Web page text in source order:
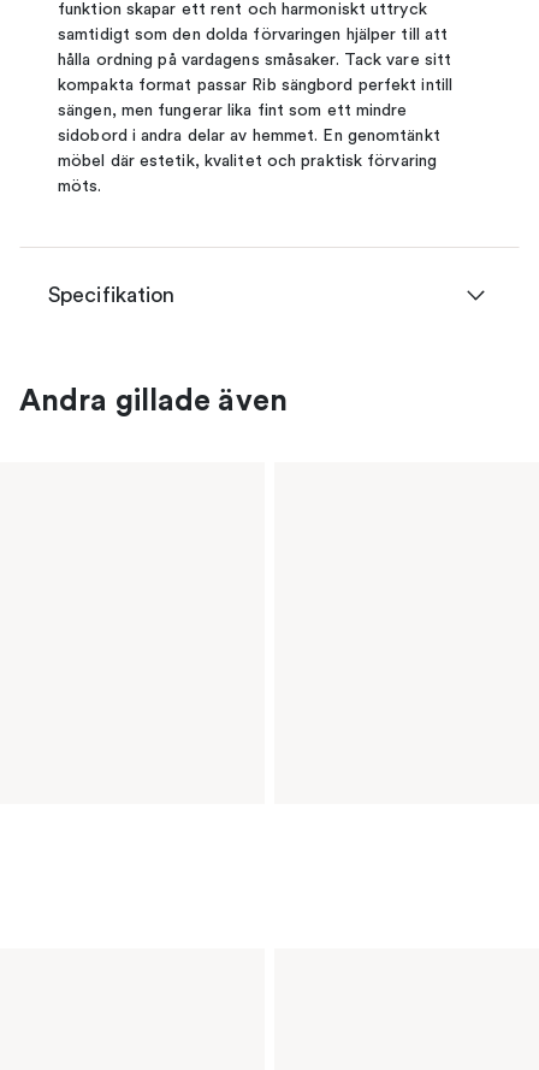
funktion skapar ett rent och harmoniskt uttryck
samtidigt som den dolda förvaringen hjälper till att
hålla ordning på vardagens småsaker. Tack vare sitt
kompakta format passar Rib sängbord perfekt intill
sängen, men fungerar lika fint som ett mindre
sidobord i andra delar av hemmet. En genomtänkt
möbel där estetik, kvalitet och praktisk förvaring
möts.
Specifikation
Andra gillade även